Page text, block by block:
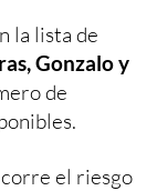
la lista de
Gonzalo y
de
el riesgo